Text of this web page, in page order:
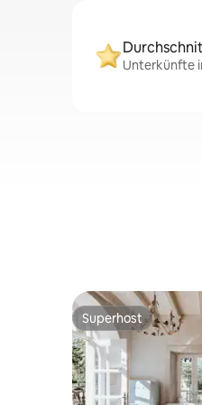
Unterkünfte
Superhost
Superhost